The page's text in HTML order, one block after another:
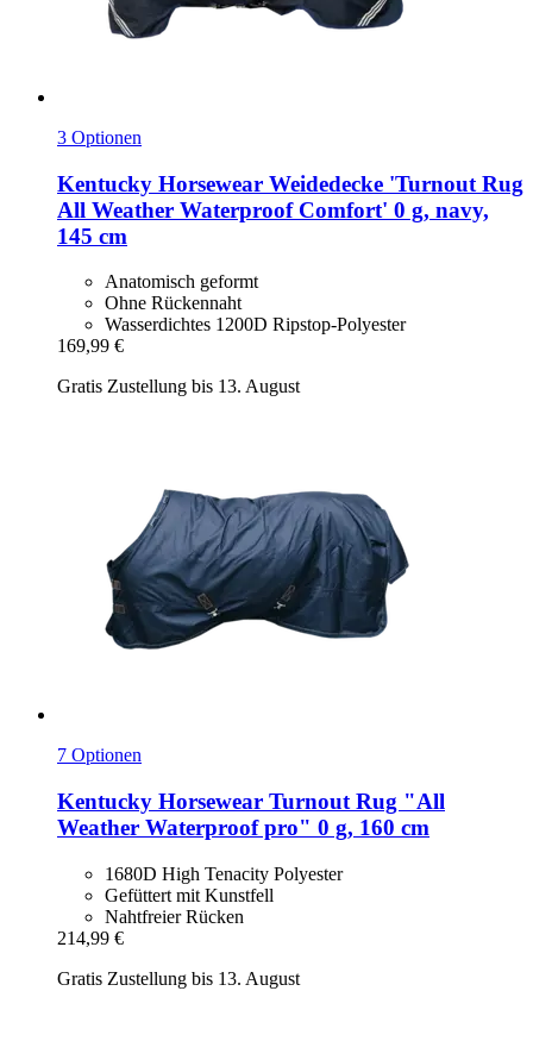
3 Optionen
Kentucky Horsewear Weidedecke 'Turnout Rug
All Weather Waterproof Comfort' 0 g, navy,
145 cm
Anatomisch geformt
Ohne Rückennaht
Wasserdichtes 1200D Ripstop-Polyester
169,99 €
Gratis Zustellung bis 13. August
7 Optionen
Kentucky Horsewear Turnout Rug "All
Weather Waterproof pro" 0 g, 160 cm
1680D High Tenacity Polyester
Gefüttert mit Kunstfell
Nahtfreier Rücken
214,99 €
Gratis Zustellung bis 13. August